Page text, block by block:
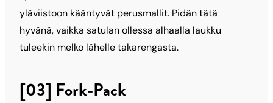
yläviistoon kääntyvät perusmallit. Pidän tätä
hyvänä, vaikka satulan ollessa alhaalla laukku
tuleekin melko lähelle takarengasta.
[03] Fork-Pack